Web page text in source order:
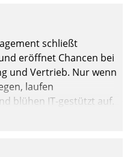
schließt
eröffnet Chancen bei
und Vertrieb. Nur wenn
laufen
blühen IT-gestützt auf.